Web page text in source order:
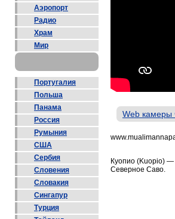
Аэропорт
Радио
Храм
Мир
Португалия
Польша
Панама
Россия
Румыния
США
Сербия
Словения
Словакия
Сингапур
Турция
Web камеры
Куопио (Kuopio) —
Северное Саво.